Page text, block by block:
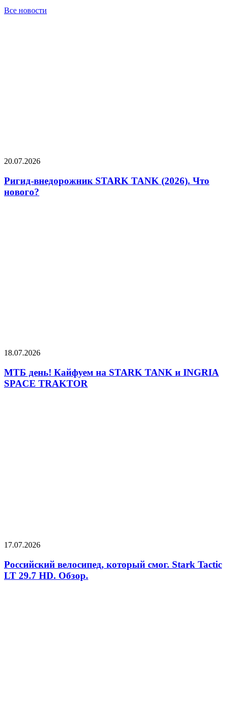
Все новости
20.07.2026
Ригид-внедорожник STARK TANK (2026). Что
нового?
18.07.2026
МТБ день! Кайфуем на STARK TANK и INGRIA
SPACE TRAKTOR
17.07.2026
Российский велосипед, который смог. Stark Tactic
LT 29.7 HD. Обзор.